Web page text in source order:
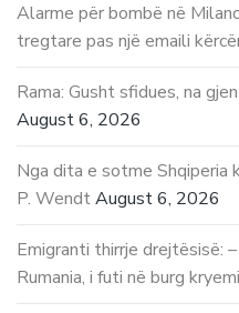
Alarme për bombë në
tregtare pas një emaili
Rama: Gusht sfidues, na
August 6, 2026
Nga dita e sotme Shqiperia
P. WendtAugust 6, 2026
Emigranti thirrje drejtësisë:
Rumania, i futi në burg